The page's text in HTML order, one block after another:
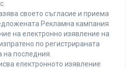
своето съгласие и приема
Рекламна кампания
на електронно изявление на
по регистрираната
на последния.
електронното изявление